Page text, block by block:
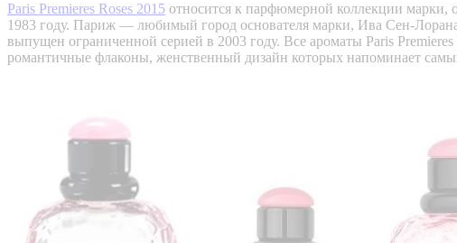
Paris Premieres Roses 2015 относится к парфюмерной коллекции марки,
1983 году. Париж — любимый город основателя марки, Ива Сен-
выпущен ограниченной серией в 2003 году. Все ароматы Paris
романтичные флаконы, женственный дизайн которых напоминает